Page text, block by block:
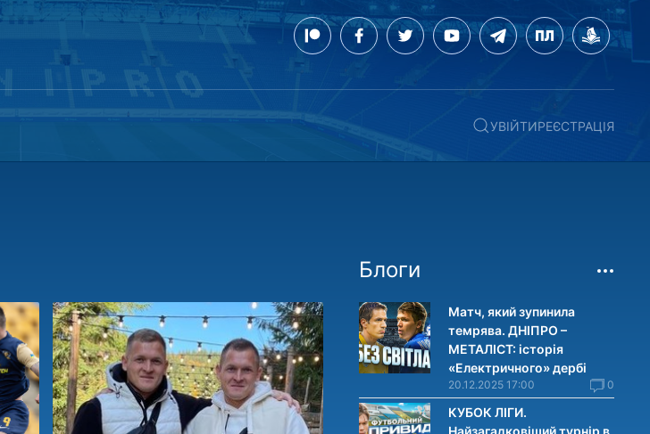
УВІЙТИРЕЄСТРАЦІЯ
Блоги
Матч, який зупинила
темрява. ДНІПРО –
МЕТАЛІСТ: історія
«Електричного» дербі
20.12.2025 17:00 0
КУБОК ЛІГИ.
Найзагадковіший турнір в